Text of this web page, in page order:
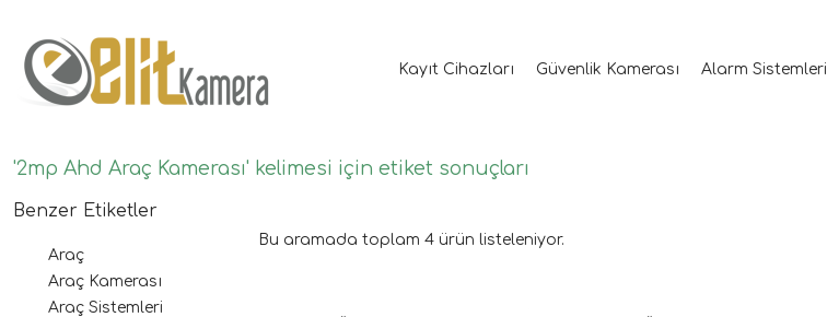
Kayıt Cihazları Güvenlik Kamerası Alarm Sistemleri
'2mp Ahd Araç Kamerası' kelimesi için etiket sonuçları
Benzer Etiketler
Araç
Araç Kamerası
Araç Sistemleri
Bu aramada toplam 4 ürün listeleniyor.